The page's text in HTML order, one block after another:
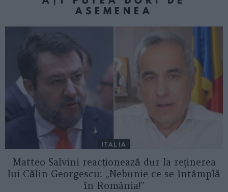
ASEMENEA
ITALIA
Matteo Salvini reacționează dur la reținerea
lui Călin Georgescu: „Nebunie ce se întâmplă
în România!”